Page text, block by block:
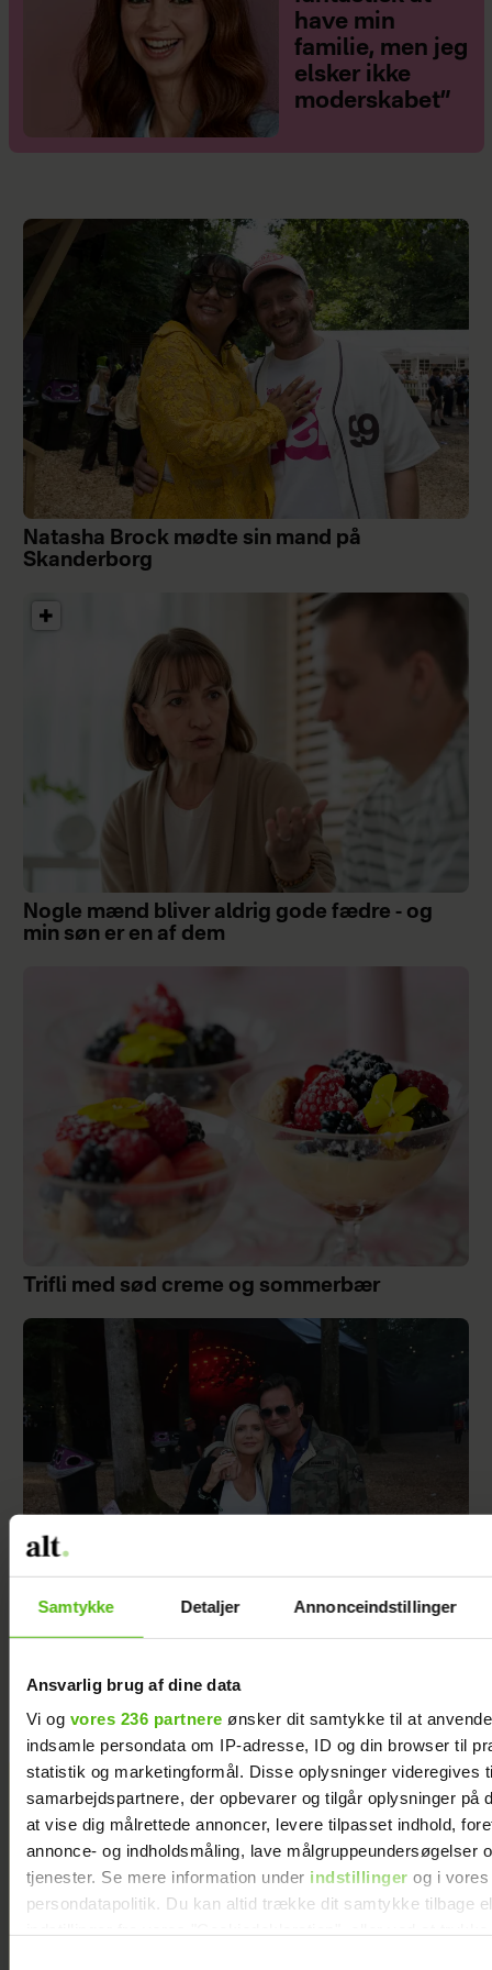
Samtykke Detaljer Annonceindstillinger
Ansvarlig brug af dine data
Vi og vores 236 partnere ønsker dit samtykke til at
indsamle persondata om IP-adresse, ID og din browser til
statistik og marketingformål. Disse oplysninger videregives
samarbejdspartnere, der opbevarer og tilgår oplysninger på
at vise dig målrettede annoncer, levere tilpasset indhold,
annonce- og indholdsmåling, lave målgruppeundersøgelser
tjenester. Se mere information under indstillinger og i vores
persondatapolitik. Du kan altid trække dit samtykke tilbage
have min
familie, men jeg
elsker ikke
moderskabet”
Natasha Brock mødte sin mand på
Skanderborg
Nogle mænd bliver aldrig gode fædre - og
min søn er en af dem
Trifli med sød creme og sommerbær
Janni Ree afsted for første gang: Jeg er
Jeg valgte at
blive skilt fra
min mand - da
jeg en dag gik
forbi hans hus,